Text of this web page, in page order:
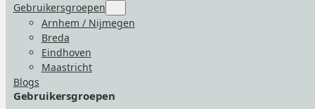
Gebruikersgroepen
for
“Gebruikersgroepen”
Arnhem / Nijmegen
Breda
Eindhoven
Maastricht
Blogs
Gebruikersgroepen